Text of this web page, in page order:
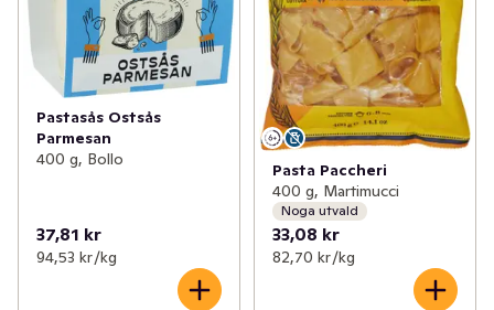
Pastasås Ostsås
Parmesan
400 g, Bollo
37,81 kr
94,53 kr /kg
Pasta Paccheri
400 g, Martimucci
Noga utvald
33,08 kr
82,70 kr /kg